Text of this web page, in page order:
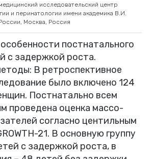
исследовательский центр
и перинатологии имени академика В.И.
Москва, Россия
постнатального
с задержкой роста.
В ретроспективное
было включено 124
Постнатально всем
проведена оценка массо-
согласно центильным
21. В основную группу
с задержкой роста, в